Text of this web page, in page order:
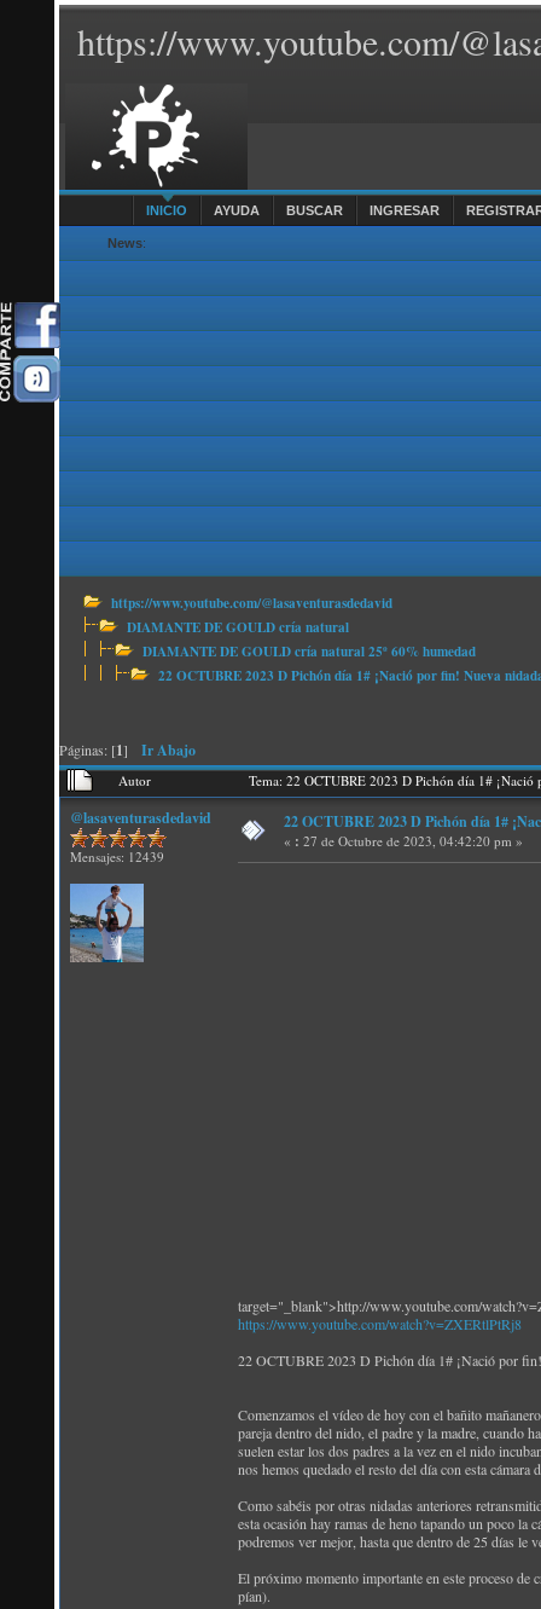
https://www.youtube.com/
INICIO AYUDA BUSCAR INGRESAR
News:
https://www.youtube.com/@lasaventurasdedavid
DIAMANTE DE GOULD cría natural
DIAMANTE DE GOULD cría natural 25º 60% humedad
22 OCTUBRE 2023 D Pichón día 1# ¡Nació por fin! Nueva
Páginas: [1] Ir Abajo
Autor Tema: 22 OCTUBRE 2023 D Pichón día 1#
@lasaventurasdedavid
Mensajes: 12439
22 OCTUBRE 2023 D Pichón día 1#
« : 27 de Octubre de 2023, 04:42:20 pm »
target="_blank">http://www.youtube.com/
https://www.youtube.com/watch?v=ZXERtlPtRj8
22 OCTUBRE 2023 D Pichón día 1# ¡Nació por
Comenzamos el vídeo de hoy con el bañito
pareja dentro del nido, el padre y la madre, cuando
suelen estar los dos padres a la vez en el nido
nos hemos quedado el resto del día con esta
Como sabéis por otras nidadas anteriores
esta ocasión hay ramas de heno tapando un poco
podremos ver mejor, hasta que dentro de 25 días le
El próximo momento importante en este proceso de
pían).